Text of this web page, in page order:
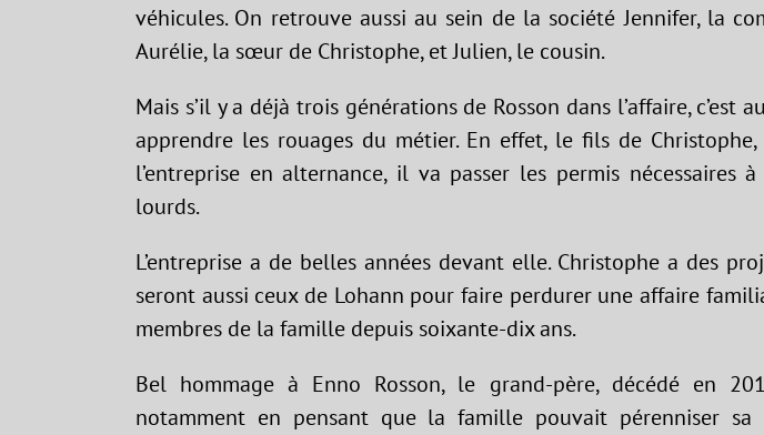
véhicules. On retrouve aussi au sein de la société Jennifer, la
Aurélie, la sœur de Christophe, et Julien, le cousin.
Mais s’il y a déjà trois générations de Rosson dans l’affaire, c’est
apprendre les rouages du métier. En effet, le fils de
l’entreprise en alternance, il va passer les permis nécessaires
lourds.
L’entreprise a de belles années devant elle. Christophe a des
seront aussi ceux de Lohann pour faire perdurer une affaire
membres de la famille depuis soixante-dix ans.
Bel hommage à Enno Rosson, le grand-père, décédé en
notamment en pensant que la famille pouvait pérenniser